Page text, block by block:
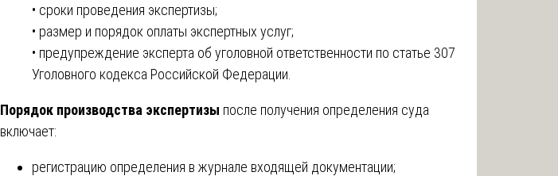
• сроки проведения экспертизы;
• размер и порядок оплаты экспертных услуг;
• предупреждение эксперта об уголовной ответственности по статье 307
Уголовного кодекса Российской Федерации.
Порядок производства экспертизы после получения определения суда
включает:
регистрацию определения в журнале входящей документации;